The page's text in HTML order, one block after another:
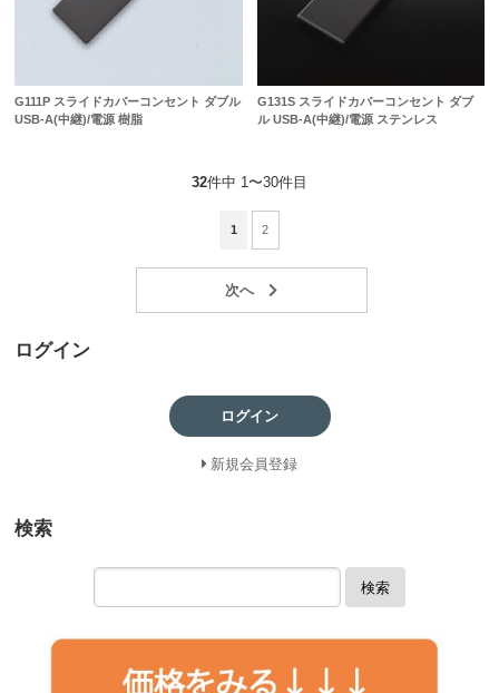
G111P スライドカバーコンセント ダブル
USB-A(中継)/電源 樹脂
G131S スライドカバーコンセント ダブ
ル USB-A(中継)/電源 ステンレス
32件中 1〜30件目
1 2
ログイン
ログイン
新規会員登録
検索
検索